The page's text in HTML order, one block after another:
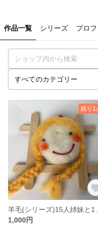
作品一覧 シリーズ プロ
残り1
1,000円